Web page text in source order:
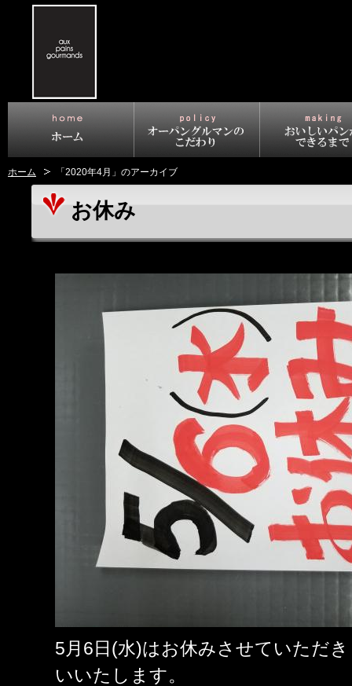
ホーム 「2020年4月」のアーカイブ
お休み
5月6日(水)はお休みさせていただ
いいたします。